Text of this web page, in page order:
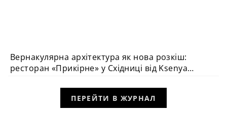
ВИБІР РЕДАКЦІЇ
Вернакулярна архітектура як нова розкіш:
ресторан «Прикірне» у Східниці від Ksenya
ПЕРЕЙТИ В ЖУРНАЛ